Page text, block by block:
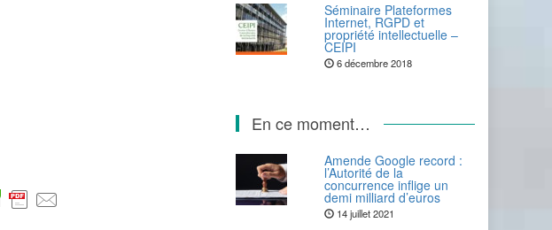
Séminaire Plateformes
Internet, RGPD et
propriété intellectuelle –
CEIPI
6 décembre 2018
En ce moment…
Amende Google record :
l’Autorité de la
concurrence inflige un
demi milliard d’euros
14 juillet 2021